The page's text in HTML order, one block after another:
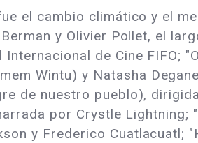
el cambio climático y el
y Olivier Pollet, el
de Cine FIFO;
Wintu) y Natasha
de nuestro pueblo),
por Crystle Lightning;
y Frederico Cuatlacuatl;